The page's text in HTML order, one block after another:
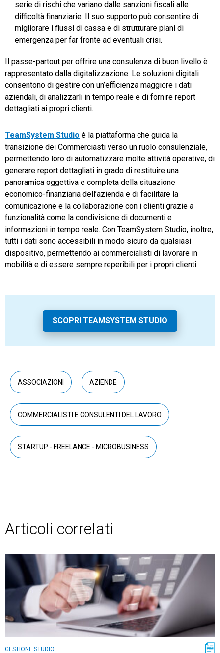
serie di rischi che variano dalle sanzioni fiscali alle
difficoltà finanziarie. Il suo supporto può consentire di
migliorare i flussi di cassa e di strutturare piani di
emergenza per far fronte ad eventuali crisi.
Il passe-partout per offrire una consulenza di buon livello è
rappresentato dalla digitalizzazione. Le soluzioni digitali
consentono di gestire con un’efficienza maggiore i dati
aziendali, di analizzarli in tempo reale e di fornire report
dettagliati ai propri clienti.
TeamSystem Studio è la piattaforma che guida la
transizione dei Commerciasti verso un ruolo consulenziale,
permettendo loro di automatizzare molte attività operative, di
generare report dettagliati in grado di restituire una
panoramica oggettiva e completa della situazione
economico-finanziaria dell’azienda e di facilitare la
comunicazione e la collaborazione con i clienti grazie a
funzionalità come la condivisione di documenti e
informazioni in tempo reale. Con TeamSystem Studio, inoltre,
tutti i dati sono accessibili in modo sicuro da qualsiasi
dispositivo, permettendo ai commercialisti di lavorare in
mobilità e di essere sempre reperibili per i propri clienti.
SCOPRI TEAMSYSTEM STUDIO
ASSOCIAZIONI AZIENDE
COMMERCIALISTI E CONSULENTI DEL LAVORO
STARTUP - FREELANCE - MICROBUSINESS
Articoli correlati
GESTIONE STUDIO